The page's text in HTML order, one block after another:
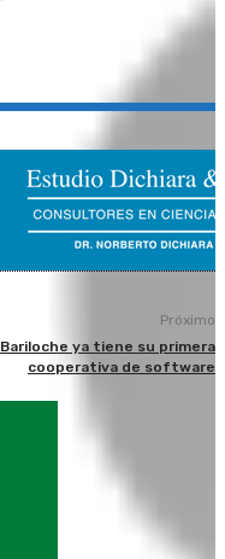
Próximo
Bariloche ya tiene su primera
cooperativa de software